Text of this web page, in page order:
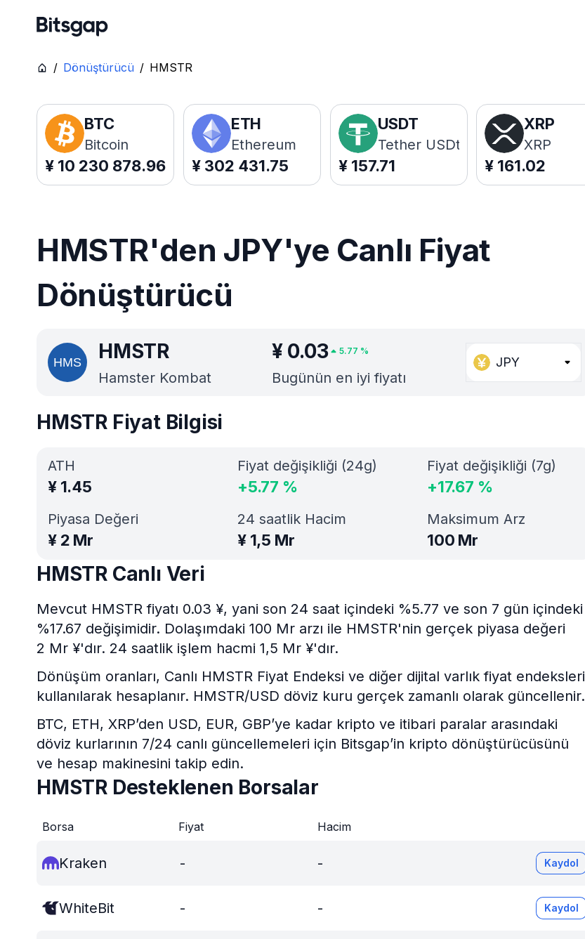
/ Dönüştürücü / HMSTR
BTC
Bitcoin
¥ 10 230 878.96
ETH
Ethereum
¥ 302 431.75
USDT
Tether USDt
¥ 157.71
XRP
XRP
¥ 161.02
HMSTR'den JPY'ye Canlı Fiyat
Dönüştürücü
HMSTR
Hamster Kombat
¥ 0.03 5.77 %
Bugünün en iyi fiyatı
JPY
HMSTR Fiyat Bilgisi
ATH
¥ 1.45
Piyasa Değeri
¥ 2 Mr
Fiyat değişikliği (24g)
+5.77 %
Fiyat değişikliği (7g)
+17.67 %
24 saatlik Hacim
¥ 1,5 Mr
Maksimum Arz
100 Mr
HMSTR Canlı Veri
Mevcut HMSTR fiyatı 0.03 ¥, yani son 24 saat içindeki %5.77 ve son 7 gün içindeki
%17.67 değişimidir. Dolaşımdaki 100 Mr arzı ile HMSTR'nin gerçek piyasa değeri
2 Mr ¥'dır. 24 saatlik işlem hacmi 1,5 Mr ¥'dır.
Dönüşüm oranları, Canlı HMSTR Fiyat Endeksi ve diğer dijital varlık fiyat endeksleri
kullanılarak hesaplanır. HMSTR/USD döviz kuru gerçek zamanlı olarak güncellenir.
BTC, ETH, XRP’den USD, EUR, GBP’ye kadar kripto ve itibari paralar arasındaki
döviz kurlarının 7/24 canlı güncellemeleri için Bitsgap’in kripto dönüştürücüsünü
ve hesap makinesini takip edin.
HMSTR Desteklenen Borsalar
Borsa Fiyat Hacim
Kraken - - Kaydol
WhiteBit - - Kaydol